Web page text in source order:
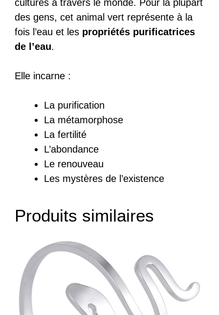
cultures à travers le monde. Pour la plupart
des gens, cet animal vert représente à la
fois l’eau et les propriétés purificatrices
de l’eau.
Elle incarne :
La purification
La métamorphose
La fertilité
L’abondance
Le renouveau
Les mystères de l’existence
Produits similaires